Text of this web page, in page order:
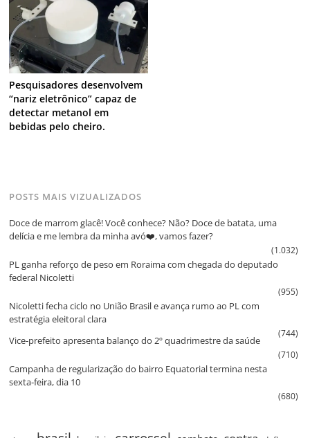
Pesquisadores desenvolvem
“nariz eletrônico” capaz de
detectar metanol em
bebidas pelo cheiro.
POSTS MAIS VIZUALIZADOS
Doce de marrom glacê! Você conhece? Não? Doce de batata, uma
delícia e me lembra da minha avó❤️, vamos fazer?
(1.032)
PL ganha reforço de peso em Roraima com chegada do deputado
federal Nicoletti
(955)
Nicoletti fecha ciclo no União Brasil e avança rumo ao PL com
estratégia eleitoral clara
(744)
Vice‑prefeito apresenta balanço do 2º quadrimestre da saúde
(710)
Campanha de regularização do bairro Equatorial termina nesta
sexta‑feira, dia 10
(680)